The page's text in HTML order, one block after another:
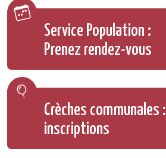
Service Population :
Prenez rendez-vous
Crèches communales :
inscriptions